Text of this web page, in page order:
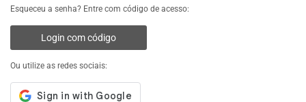
Esqueceu a senha? Entre com código de acesso:
Login com código
Ou utilize as redes sociais: